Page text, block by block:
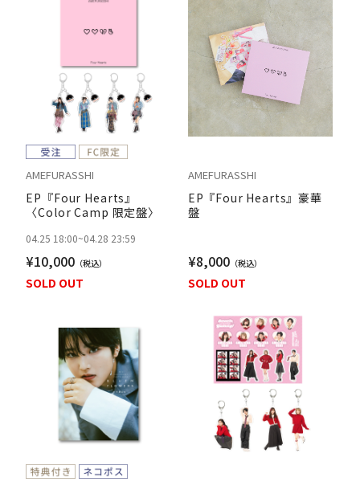
SOLD OUT
AMEFURASSHI
EP『Four Hearts』
〈Color Camp 限定盤〉
04.25 18:00~04.28 23:59
¥10,000
SOLD OUT
AMEFURASSHI
EP『Four Hearts』豪華
盤
¥8,000